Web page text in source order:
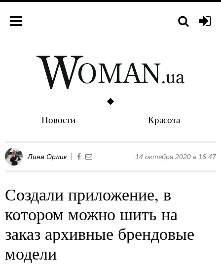
Новости Красота
Лина Орлик 14 октября 2020 в 16:47
Создали приложение, в
котором можно шить на
заказ архивные брендовые
модели